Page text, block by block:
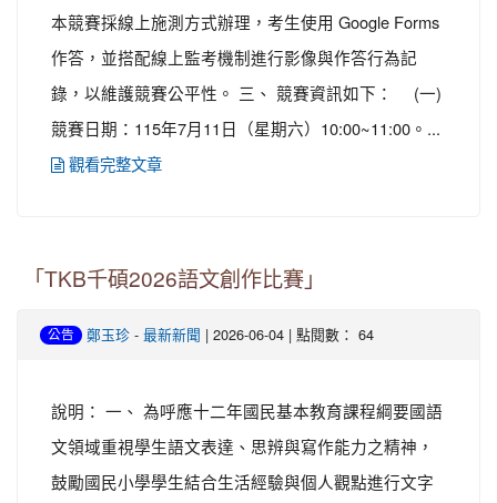
本競賽採線上施測方式辦理，考生使用 Google Forms
作答，並搭配線上監考機制進行影像與作答行為記
錄，以維護競賽公平性。 三、 競賽資訊如下： (一)
競賽日期：115年7月11日（星期六）10:00~11:00。...
觀看完整文章
「TKB千碩2026語文創作比賽」
公告 鄭玉珍 - 最新新聞 | 2026-06-04 | 點閱數： 64
說明： 一、 為呼應十二年國民基本教育課程綱要國語
文領域重視學生語文表達、思辨與寫作能力之精神，
鼓勵國民小學學生結合生活經驗與個人觀點進行文字